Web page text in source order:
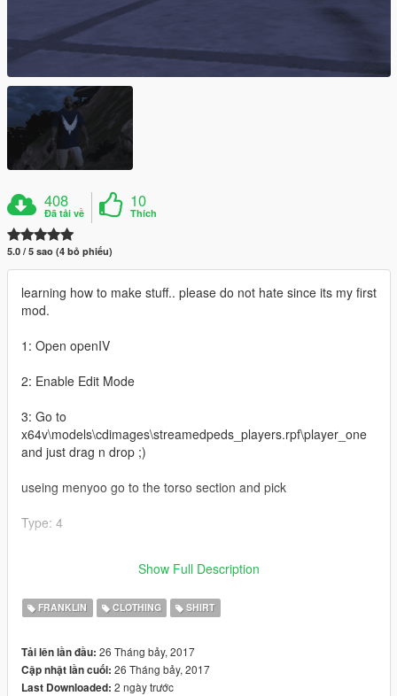
408
Đã tải về
10
Thích
5.0 / 5 sao (4 bỏ phiếu)
learning how to make stuff.. please do not hate since its my first
mod.
1: Open openIV
2: Enable Edit Mode
3: Go to
x64v\models\cdimages\streamedpeds_players.rpf\player_one
and just drag n drop ;)
useing menyoo go to the torso section and pick
Type: 4
for the black one use texture 3 ;D
Show Full Description
FRANKLIN CLOTHING SHIRT
Tải lên lần đầu: 26 Tháng bảy, 2017
Cập nhật lần cuối: 26 Tháng bảy, 2017
Last Downloaded: 2 ngày trước